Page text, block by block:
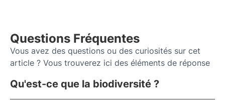
Questions Fréquentes
Vous avez des questions ou des curiosités sur cet
article ? Vous trouverez ici des éléments de réponse
Qu'est-ce que la biodiversité ?